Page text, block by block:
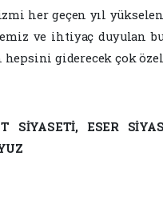
her geçen yıl
ve ihtiyaç duyulan
giderecek çok özel
SİYASETİ, ESER